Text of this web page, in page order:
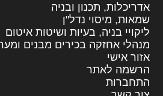
אדריכלות, תכנון ובניה
שמאות, מיסוי נדל"ן
ליקויי בניה, בעיות ושיטות איטום
מנהלי אחזקה בכירים מבנים
אזור אישי
הרשמה לאתר
התחברות